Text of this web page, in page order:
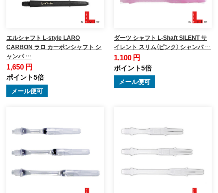
エルシャフト L-style LARO
CARBON ラロ カーボンシャフト シ
ャンパ …
1,650 円
ポイント5倍
メール便可
ダーツ シャフト L-Shaft SILENT サ
イレント スリム（ピンク） シャンパ …
1,100 円
ポイント5倍
メール便可